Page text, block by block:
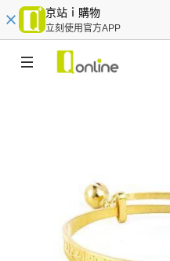
京站ｉ購物
立刻使用官方APP